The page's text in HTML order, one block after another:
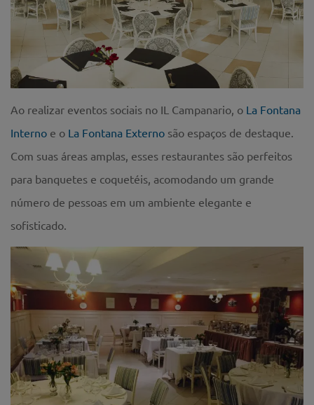
Ao realizar eventos sociais no IL Campanario, o La Fontana
Interno e o La Fontana Externo são espaços de destaque.
Com suas áreas amplas, esses restaurantes são perfeitos
para banquetes e coquetéis, acomodando um grande
número de pessoas em um ambiente elegante e
sofisticado.